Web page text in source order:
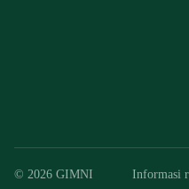
© 2026 GIMNI Informasi